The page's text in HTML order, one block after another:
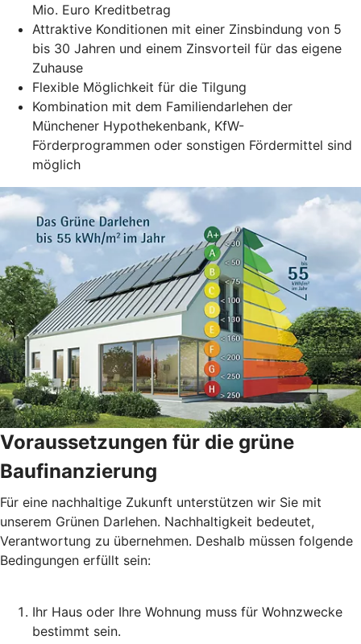
Mio. Euro Kreditbetrag
Attraktive Konditionen mit einer Zinsbindung von 5
bis 30 Jahren und einem Zinsvorteil für das eigene
Zuhause
Flexible Möglichkeit für die Tilgung
Kombination mit dem Familiendarlehen der
Münchener Hypothekenbank, KfW-
Förderprogrammen oder sonstigen Fördermittel sind
möglich
Voraussetzungen für die grüne
Baufinanzierung
Für eine nachhaltige Zukunft unterstützen wir Sie mit
unserem Grünen Darlehen. Nachhaltigkeit bedeutet,
Verantwortung zu übernehmen. Deshalb müssen folgende
Bedingungen erfüllt sein:
Ihr Haus oder Ihre Wohnung muss für Wohnzwecke
bestimmt sein.